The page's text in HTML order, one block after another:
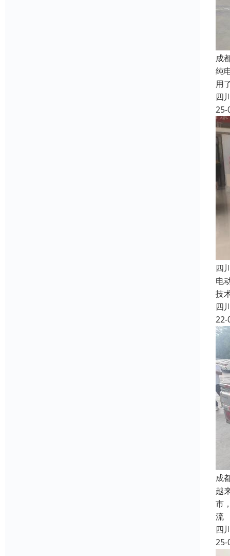
成
纯
用
四
25-
四
电
技
四
22-
成
越
市
流
四
25-